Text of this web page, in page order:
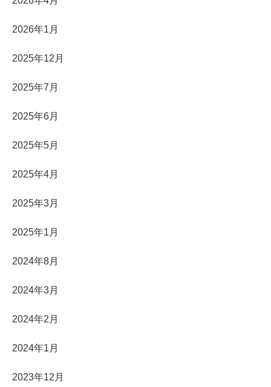
2026年1月
2025年12月
2025年7月
2025年6月
2025年5月
2025年4月
2025年3月
2025年1月
2024年8月
2024年3月
2024年2月
2024年1月
2023年12月